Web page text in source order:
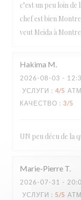
c’est un peu loin de
chef est bien
veut Meida à
Hakima M
2026-08-03 -
УСЛУГИ : 4/5
КАЧЕСТВО : 3/5
UN peu décu de la
Marie-Pierre T
2026-07-31 -
УСЛУГИ : 5/5